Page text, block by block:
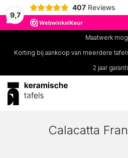
9,7
407 Reviews
Maatwerk
Korting bij aankoop van meerdere
2 jaar
Calacatta